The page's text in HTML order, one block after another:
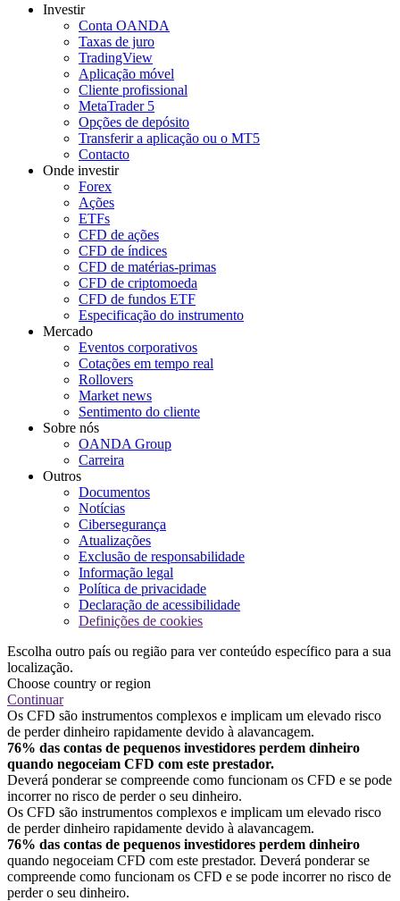
Investir
Conta OANDA
Taxas de juro
TradingView
Aplicação móvel
Cliente profissional
MetaTrader 5
Opções de depósito
Transferir a aplicação ou o MT5
Contacto
Onde investir
Forex
Ações
ETFs
CFD de ações
CFD de índices
CFD de matérias-primas
CFD de criptomoeda
CFD de fundos ETF
Especificação do instrumento
Mercado
Eventos corporativos
Cotações em tempo real
Rollovers
Market news
Sentimento do cliente
Sobre nós
OANDA Group
Carreira
Outros
Documentos
Notícias
Cibersegurança
Atualizações
Exclusão de responsabilidade
Informação legal
Política de privacidade
Declaração de acessibilidade
Definições de cookies
Escolha outro país ou região para ver conteúdo específico para a sua
localização.
Choose country or region
Continuar
Os CFD são instrumentos complexos e implicam um elevado risco
de perder dinheiro rapidamente devido à alavancagem.
76% das contas de pequenos investidores perdem dinheiro
quando negoceiam CFD com este prestador.
Deverá ponderar se compreende como funcionam os CFD e se pode
incorrer no risco de perder o seu dinheiro.
Os CFD são instrumentos complexos e implicam um elevado risco
de perder dinheiro rapidamente devido à alavancagem.
76% das contas de pequenos investidores perdem dinheiro
quando negoceiam CFD com este prestador. Deverá ponderar se
compreende como funcionam os CFD e se pode incorrer no risco de
perder o seu dinheiro.